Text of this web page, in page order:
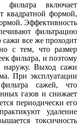
фильтра включает
квадратной формой,
Эффективность
фильтрацию
сажи все же проходит
с тем, что размер
фильтра, и поэтому
наружу. Выход сажи
При эксплуатации
сажей, что
газов и снижает
периодически его
удаление
токсичность